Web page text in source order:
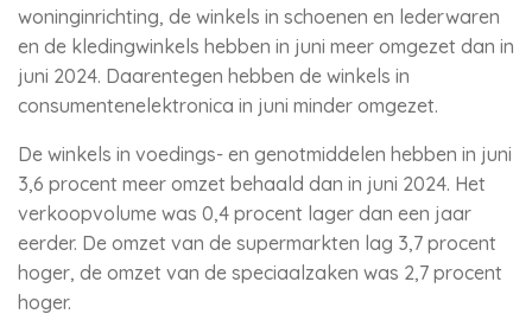
woninginrichting, de winkels in schoenen en lederwaren
en de kledingwinkels hebben in juni meer omgezet dan in
juni 2024. Daarentegen hebben de winkels in
consumentenelektronica in juni minder omgezet.
De winkels in voedings- en genotmiddelen hebben in juni
3,6 procent meer omzet behaald dan in juni 2024. Het
verkoopvolume was 0,4 procent lager dan een jaar
eerder. De omzet van de supermarkten lag 3,7 procent
hoger, de omzet van de speciaalzaken was 2,7 procent
hoger.